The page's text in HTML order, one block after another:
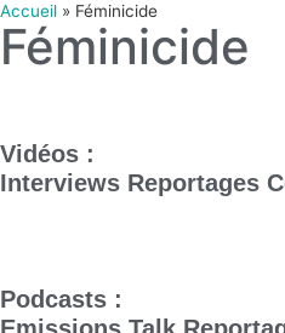
Accueil » Féminicide
Féminicide
Vidéos :
Interviews Reportages
Podcasts :